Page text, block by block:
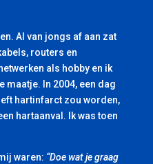
Al van jongs af aan zat
routers en
als hobby en ik
maatje. In 2004, een dag
hartinfarct zou worden,
hartaanval. Ik was toen
waren: “Doe wat je graag